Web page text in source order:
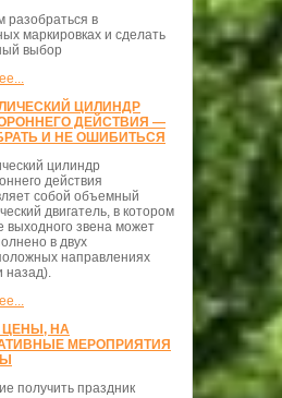
разобраться в
маркировках и сделать
выбор
ЦИЛИНДР
ДЕЙСТВИЯ —
И НЕ ОШИБИТЬСЯ
цилиндр
действия
собой объемный
двигатель, в котором
выходного звена может
в двух
направлениях
назад).
НА
МЕРОПРИЯТИЯ
получить праздник